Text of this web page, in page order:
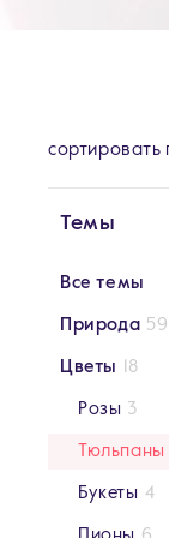
cортировать
Темы
Все темы
Природа 59
Цветы 18
Розы 3
Тюльпаны
Букеты 4